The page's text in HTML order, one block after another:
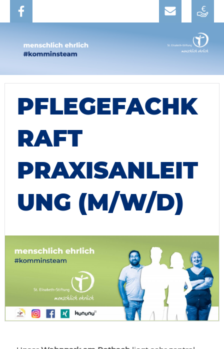
PFLEGEFACHK
RAFT
PRAXISANLEIT
UNG (M/W/D)